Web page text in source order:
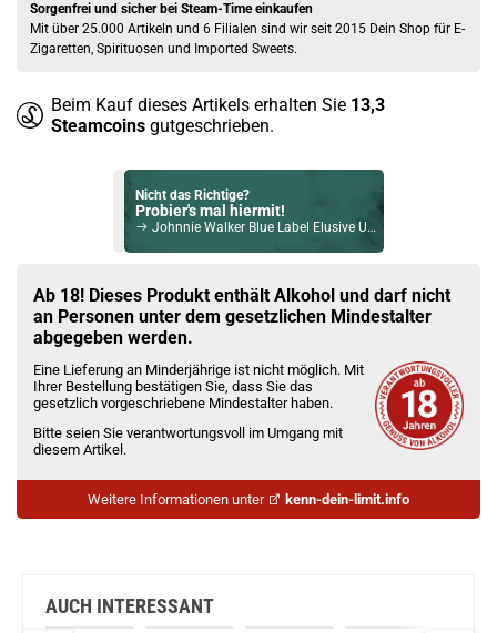
Sorgenfrei und sicher bei Steam-Time einkaufen
Mit über 25.000 Artikeln und 6 Filialen sind wir seit 2015 Dein Shop für E-
Zigaretten, Spirituosen und Imported Sweets.
Beim Kauf dieses Artikels erhalten Sie 13,3
Steamcoins gutgeschrieben.
Nicht das Richtige?
Probier's mal hiermit!
Johnnie Walker Blue Label Elusive Umami Edition Blended Scotch Whisky 43% Vol. 700ml
Check das mal!
Keller’s Dry Distilled Gin vielseitiger Premium Gin aus 66 Botanicals 35% - 500ml
Du willst Kröten sparen?
Schau mal hier!
Asvape Touch Pod System 1,5ml 500mAh Kit Rose-Gold
Ab 18! Dieses Produkt enthält Alkohol und darf nicht
an Personen unter dem gesetzlichen Mindestalter
abgegeben werden.
Eine Lieferung an Minderjährige ist nicht möglich. Mit
Ihrer Bestellung bestätigen Sie, dass Sie das
gesetzlich vorgeschriebene Mindestalter haben.
Bitte seien Sie verantwortungsvoll im Umgang mit
diesem Artikel.
Weitere Informationen unter kenn-dein-limit.info
AUCH INTERESSANT